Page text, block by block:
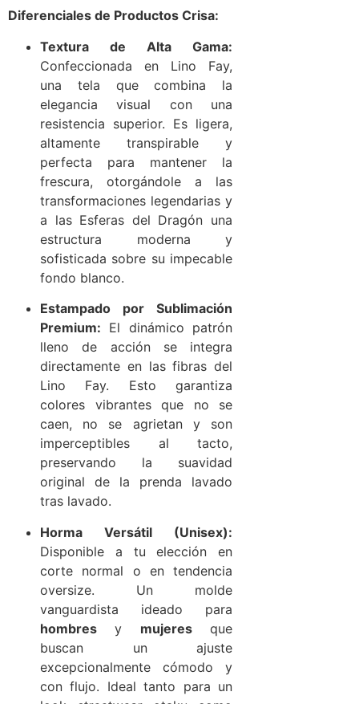
Diferenciales de Productos Crisa:
Textura de Alta Gama:
Confeccionada en Lino Fay,
una tela que combina la
elegancia visual con una
resistencia superior. Es ligera,
altamente transpirable y
perfecta para mantener la
frescura, otorgándole a las
transformaciones legendarias y
a las Esferas del Dragón una
estructura moderna y
sofisticada sobre su impecable
fondo blanco.
Estampado por Sublimación
Premium: El dinámico patrón
lleno de acción se integra
directamente en las fibras del
Lino Fay. Esto garantiza
colores vibrantes que no se
caen, no se agrietan y son
imperceptibles al tacto,
preservando la suavidad
original de la prenda lavado
tras lavado.
Horma Versátil (Unisex):
Disponible a tu elección en
corte normal o en tendencia
oversize. Un molde
vanguardista ideado para
hombres y mujeresque
buscan un ajuste
excepcionalmente cómodo y
con flujo. Ideal tanto para un